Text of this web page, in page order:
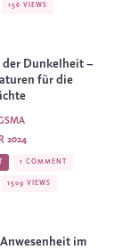
156 VIEWS
Dunkelheit –
für die
2024
1 COMMENT
1509 VIEWS
im